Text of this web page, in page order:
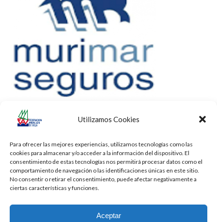
Utilizamos Cookies
Para ofrecer las mejores experiencias, utilizamos tecnologías como las
cookies para almacenar y/o acceder a la información del dispositivo. El
consentimiento de estas tecnologías nos permitirá procesar datos como el
comportamiento de navegación o las identificaciones únicas en este sitio.
No consentir o retirar el consentimiento, puede afectar negativamente a
ciertas características y funciones.
Aceptar